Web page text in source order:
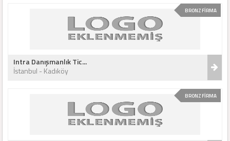
BRONZ FİRMA
Intra Danışmanlık Tic...
İstanbul - Kadıköy
BRONZ FİRMA